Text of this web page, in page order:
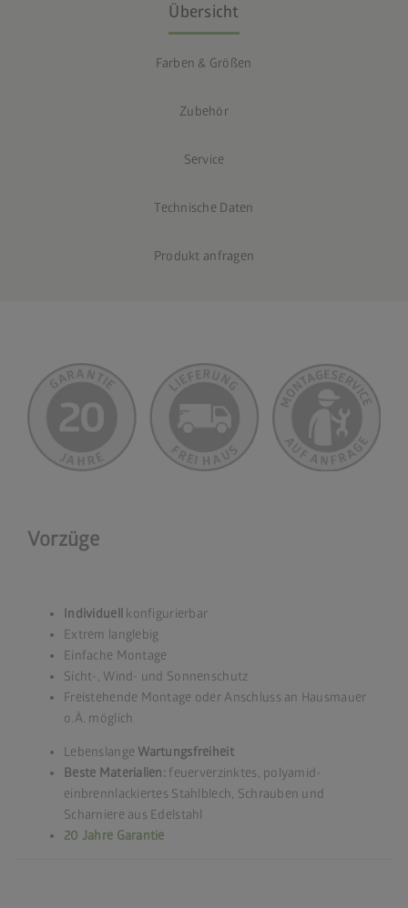
Übersicht
Farben & Größen
Zubehör
Service
Technische Daten
Produkt anfragen
Vorzüge
Individuell konfigurierbar
Extrem langlebig
Einfache Montage
Sicht-, Wind- und Sonnenschutz
Freistehende Montage oder Anschluss an Hausmauer
o.Ä. möglich
Lebenslange Wartungsfreiheit
Beste Materialien: feuerverzinktes, polyamid-
einbrennlackiertes Stahlblech, Schrauben und
Scharniere aus Edelstahl
20 Jahre Garantie